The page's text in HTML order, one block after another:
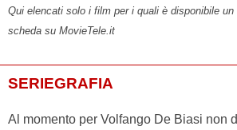
Qui elencati solo i film per i quali è disponibile
scheda su MovieTele.it
SERIEGRAFIA
Al momento per Volfango De Biasi non